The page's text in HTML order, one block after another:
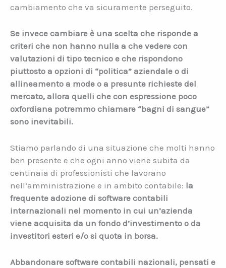
cambiamento che va sicuramente perseguito.
Se invece cambiare è una scelta che risponde a
criteri che non hanno nulla a che vedere con
valutazioni di tipo tecnico e che rispondono
piuttosto a opzioni di “politica” aziendale o di
allineamento a mode o a presunte richieste del
mercato, allora quelli che con espressione poco
oxfordiana potremmo chiamare “bagni di sangue”
sono inevitabili.
Stiamo parlando di una situazione che molti hanno
ben presente e che ogni anno viene subita da
centinaia di professionisti che lavorano
nell’amministrazione e in ambito contabile: la
frequente adozione di software contabili
internazionali nel momento in cui un’azienda
viene acquisita da un fondo d’investimento o da
investitori esteri e/o si quota in borsa.
Abbandonare software contabili nazionali, pensati e